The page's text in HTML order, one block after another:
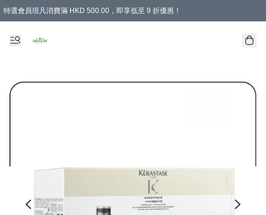
特選會員現凡消費滿 HKD 500.00，即享低至 9 折優惠！